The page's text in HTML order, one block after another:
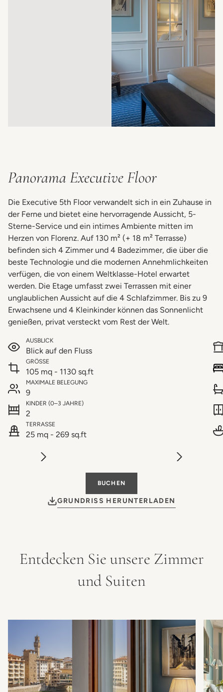
Panorama Executive Floor
Die Executive 5th Floor verwandelt sich in ein Zuhause in
der Ferne und bietet eine hervorragende Aussicht, 5-
Sterne-Service und ein intimes Ambiente mitten im
Herzen von Florenz. Auf 130 m² (+ 18 m² Terrasse)
befinden sich 4 Zimmer und 4 Badezimmer, die über die
beste Technologie und die modernen Annehmlichkeiten
verfügen, die von einem Weltklasse-Hotel erwartet
werden. Die Etage umfasst zwei Terrassen mit einer
unglaublichen Aussicht auf die 4 Schlafzimmer. Bis zu 9
Erwachsene und 4 Kleinkinder können das Sonnenlicht
genießen, privat versteckt vom Rest der Welt.
AUSBLICK
Blick auf den Fluss
GRÖSSE
105 mq - 1130 sq.ft
MAXIMALE BELEGUNG
9
KINDER (0–3 JAHRE)
2
TERRASSE
25 mq - 269 sq.ft
BUCHEN
GRUNDRISS HERUNTERLADEN
Entdecken Sie unsere Zimmer
und Suiten